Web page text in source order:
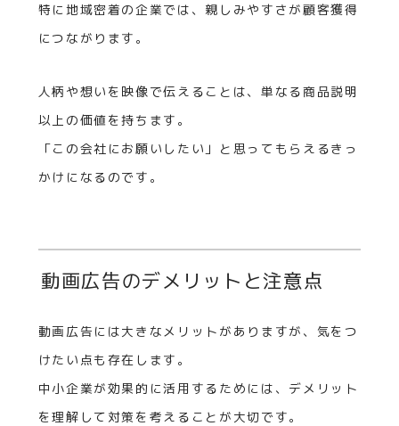
特に地域密着の企業では、親しみやすさが顧客獲得
につながります。
人柄や想いを映像で伝えることは、単なる商品説明
以上の価値を持ちます。
「この会社にお願いしたい」と思ってもらえるきっ
かけになるのです。
動画広告のデメリットと注意点
動画広告には大きなメリットがありますが、気をつ
けたい点も存在します。
中小企業が効果的に活用するためには、デメリット
を理解して対策を考えることが大切です。